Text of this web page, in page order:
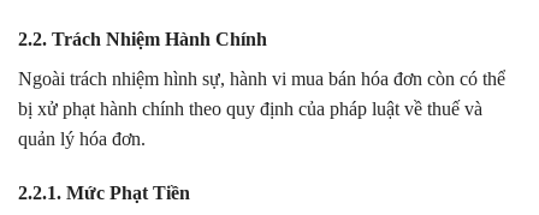
2.2. Trách Nhiệm Hành Chính
Ngoài trách nhiệm hình sự, hành vi mua bán hóa đơn còn có thể
bị xử phạt hành chính theo quy định của pháp luật về thuế và
quản lý hóa đơn.
2.2.1. Mức Phạt Tiền